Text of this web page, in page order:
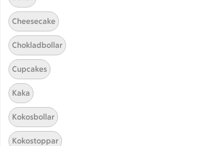
Testa att söka på något nytt, eller ta bort något av
Cheesecake
Chokladbollar
Cupcakes
Kaka
Kokosbollar
Kokostoppar